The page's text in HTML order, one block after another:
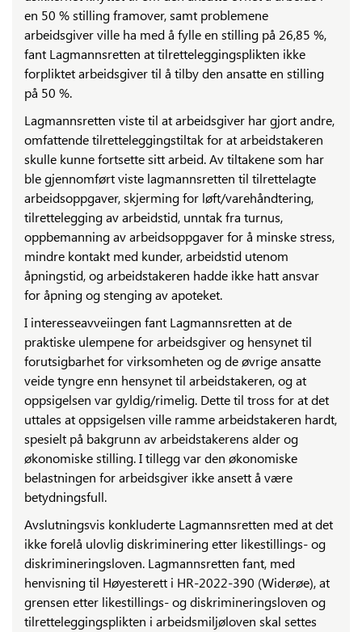
en 50 % stilling framover, samt problemene
arbeidsgiver ville ha med å fylle en stilling på 26,85 %,
fant Lagmannsretten at tilretteleggingsplikten ikke
forpliktet arbeidsgiver til å tilby den ansatte en stilling
på 50 %.
Lagmannsretten viste til at arbeidsgiver har gjort andre,
omfattende tilretteleggingstiltak for at arbeidstakeren
skulle kunne fortsette sitt arbeid. Av tiltakene som har
ble gjennomført viste lagmannsretten til tilrettelagte
arbeidsoppgaver, skjerming for løft/varehåndtering,
tilrettelegging av arbeidstid, unntak fra turnus,
oppbemanning av arbeidsoppgaver for å minske stress,
mindre kontakt med kunder, arbeidstid utenom
åpningstid, og arbeidstakeren hadde ikke hatt ansvar
for åpning og stenging av apoteket.
I interesseavveiingen fant Lagmannsretten at de
praktiske ulempene for arbeidsgiver og hensynet til
forutsigbarhet for virksomheten og de øvrige ansatte
veide tyngre enn hensynet til arbeidstakeren, og at
oppsigelsen var gyldig/rimelig. Dette til tross for at det
uttales at oppsigelsen ville ramme arbeidstakeren hardt,
spesielt på bakgrunn av arbeidstakerens alder og
økonomiske stilling. I tillegg var den økonomiske
belastningen for arbeidsgiver ikke ansett å være
betydningsfull.
Avslutningsvis konkluderte Lagmannsretten med at det
ikke forelå ulovlig diskriminering etter likestillings- og
diskrimineringsloven. Lagmannsretten fant, med
henvisning til Høyesterett i HR-2022-390 (Widerøe), at
grensen etter likestillings- og diskrimineringsloven og
tilretteleggingsplikten i arbeidsmiljøloven skal settes